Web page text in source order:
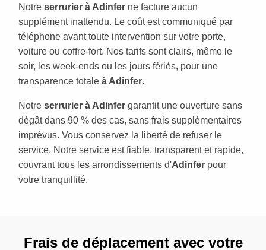
Notre serrurier à Adinfer ne facture aucun
supplément inattendu. Le coût est communiqué par
téléphone avant toute intervention sur votre porte,
voiture ou coffre-fort. Nos tarifs sont clairs, même le
soir, les week-ends ou les jours fériés, pour une
transparence totale à Adinfer.
Notre serrurier à Adinfer garantit une ouverture sans
dégât dans 90 % des cas, sans frais supplémentaires
imprévus. Vous conservez la liberté de refuser le
service. Notre service est fiable, transparent et rapide,
couvrant tous les arrondissements d'Adinfer pour
votre tranquillité.
Frais de déplacement avec votre